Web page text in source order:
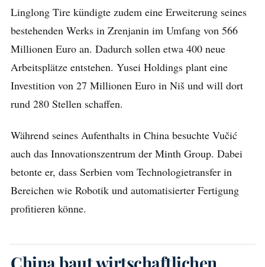
Linglong Tire kündigte zudem eine Erweiterung seines
bestehenden Werks in Zrenjanin im Umfang von 566
Millionen Euro an. Dadurch sollen etwa 400 neue
Arbeitsplätze entstehen. Yusei Holdings plant eine
Investition von 27 Millionen Euro in Niš und will dort
rund 280 Stellen schaffen.
Während seines Aufenthalts in China besuchte Vučić
auch das Innovationszentrum der Minth Group. Dabei
betonte er, dass Serbien vom Technologietransfer in
Bereichen wie Robotik und automatisierter Fertigung
profitieren könne.